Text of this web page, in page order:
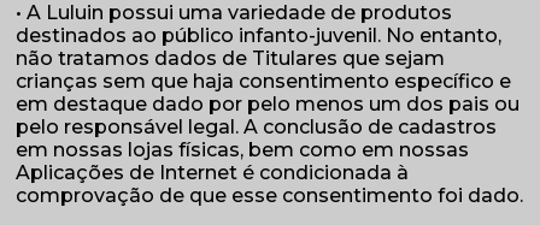
• A Luluin possui uma variedade de produtos
destinados ao público infanto-juvenil. No entanto,
não tratamos dados de Titulares que sejam
crianças sem que haja consentimento específico e
em destaque dado por pelo menos um dos pais ou
pelo responsável legal. A conclusão de cadastros
em nossas lojas físicas, bem como em nossas
Aplicações de Internet é condicionada à
comprovação de que esse consentimento foi dado.